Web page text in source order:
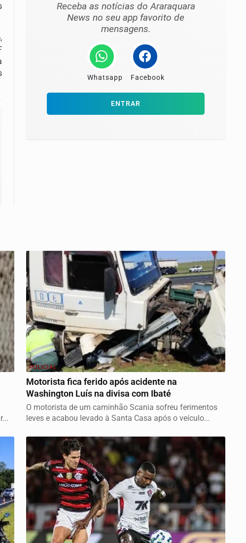
Receba as notícias do Araraquara
News no seu app favorito de
mensagens.
Whatsapp Facebook
ENTRAR
POLICIAL
Motorista fica ferido após acidente na
Washington Luís na divisa com Ibaté
O motorista de um caminhão Scania sofreu ferimentos
leves e acabou levado à Santa Casa após o veículo...